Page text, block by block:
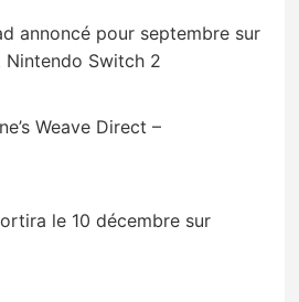
annoncé pour septembre sur
Switch 2
Weave Direct –
le 10 décembre sur